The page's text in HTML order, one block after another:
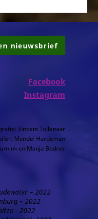
nieuwsbrief
Facebook
Instagram
Vincent Tollenaar
Mendel Hardeman
en Manja Bedner
– 2022
– 2022
- 2022